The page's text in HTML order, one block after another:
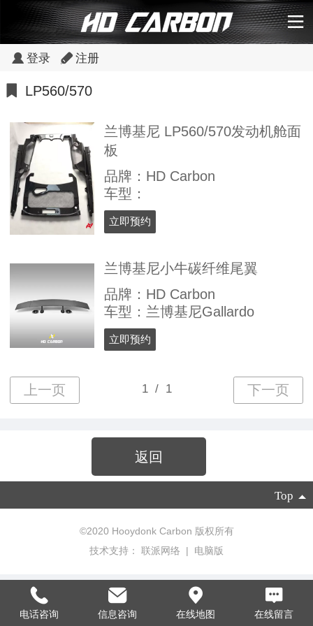
登录 注册
LP560/570
兰博基尼 LP560/570发动机舱面
板
品牌：HD Carbon
车型：
立即预约
兰博基尼小牛碳纤维尾翼
品牌：HD Carbon
车型：兰博基尼Gallardo
立即预约
返回
Top
©2020 Hooydonk Carbon 版权所有
技术支持： 联派网络 | 电脑版
电话咨询 信息咨询 在线地图 在线留言